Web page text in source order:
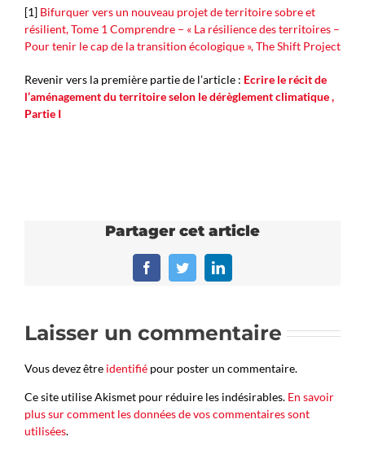
[1] Bifurquer vers un nouveau projet de territoire sobre et
résilient, Tome 1 Comprendre – « La résilience des territoires –
Pour tenir le cap de la transition écologique », The Shift Project
Revenir vers la première partie de l’article : Ecrire le récit de
l’aménagement du territoire selon le dérèglement climatique ,
Partie I
Partager cet article
FacebookTwitterLinkedIn
Laisser un commentaire
Vous devez être identifié pour poster un commentaire.
Ce site utilise Akismet pour réduire les indésirables. En savoir
plus sur comment les données de vos commentaires sont
utilisées.